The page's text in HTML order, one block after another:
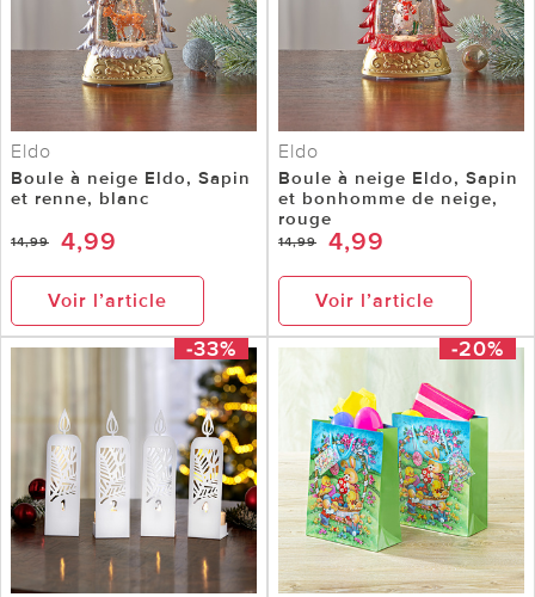
Eldo
Boule à neige Eldo, Sapin
et renne, blanc
14,99 4,99
Voir l’article
Eldo
Boule à neige Eldo, Sapin
et bonhomme de neige,
rouge
14,99 4,99
Voir l’article
-33% -20%